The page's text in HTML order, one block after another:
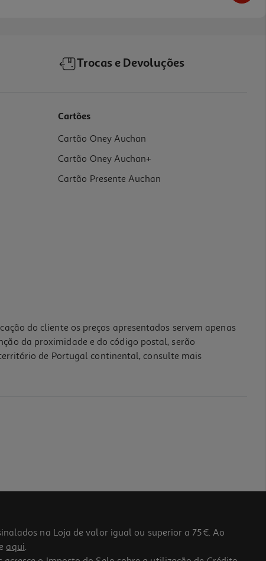
Trocas e Devoluções
Cartões
Cartão Oney Auchan
Cartão Oney Auchan+
Cartão Presente Auchan
do cliente os preços apresentados servem apenas
da proximidade e do código postal, serão
de Portugal continental, consulte mais
na Loja de valor igual ou superior a 75€. Ao
aqui.